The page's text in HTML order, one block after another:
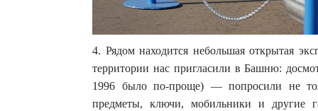
4. Рядом находится небольшая открытая
территории нас пригласили в Башню:
1996 было по-проще) — попросили не
предметы, ключи, мобильники и другие